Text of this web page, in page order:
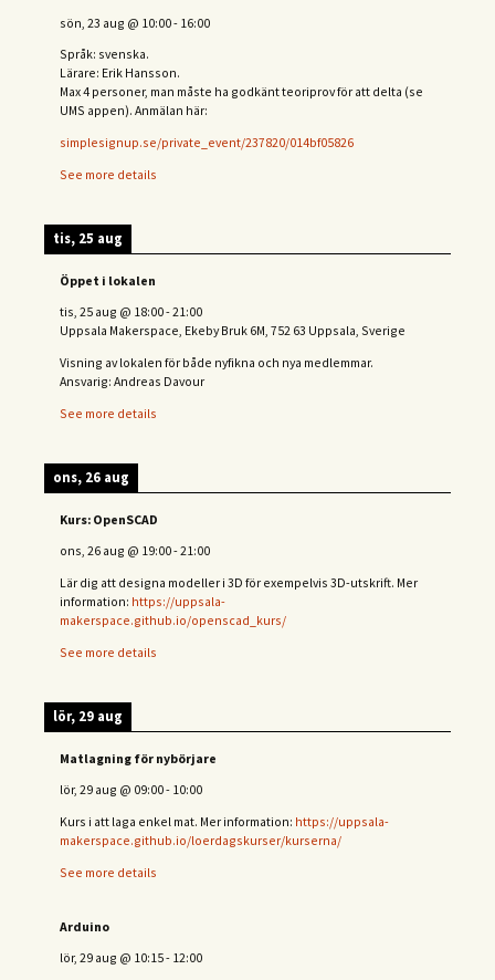
sön, 23 aug @ 10:00- 16:00
Språk: svenska.
Lärare: Erik Hansson.
Max 4 personer, man måste ha godkänt teoriprov för att delta (se
UMS appen). Anmälan här:
simplesignup.se/private_event/237820/014bf05826
See more details
tis, 25 aug
Öppet i lokalen
tis, 25 aug @ 18:00-21:00
Uppsala Makerspace, Ekeby Bruk 6M, 752 63 Uppsala, Sverige
Visning av lokalen för både nyfikna och nya medlemmar.
Ansvarig: Andreas Davour
See more details
ons, 26 aug
Kurs: OpenSCAD
ons, 26 aug @ 19:00-21:00
Lär dig att designa modeller i 3D för exempelvis 3D-utskrift. Mer
information: https://uppsala-
makerspace.github.io/openscad_kurs/
See more details
lör, 29 aug
Matlagning för nybörjare
lör, 29 aug @ 09:00- 10:00
Kurs i att laga enkel mat. Mer information: https://uppsala-
makerspace.github.io/loerdagskurser/kurserna/
See more details
Arduino
lör, 29 aug @ 10:15- 12:00